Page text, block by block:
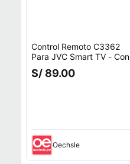
Control Remoto C3362
Para JVC Smart TV - Con
Función De Voz
S/ 89.00
Oechsle